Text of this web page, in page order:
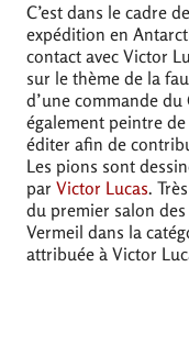
C’est dans le cadre
expédition en
contact avec Victor
sur le thème de la
d’une commande
également peintre
éditer afin de
Les pions sont
par Victor Lucas.
du premier salon
Vermeil dans la
attribuée à Victor